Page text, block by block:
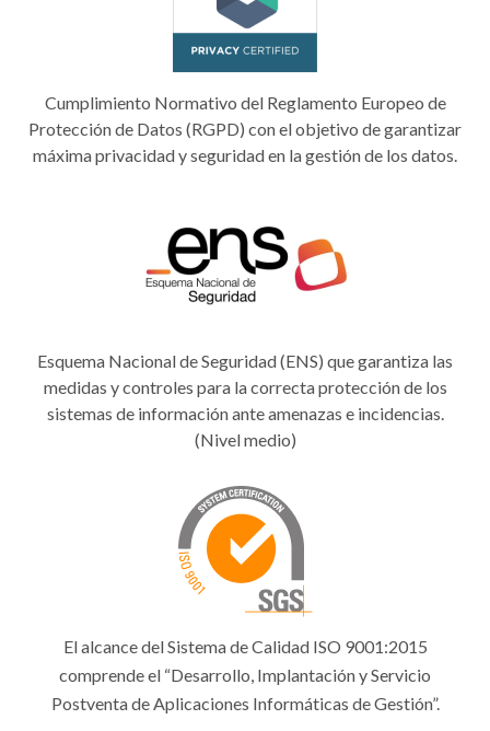
Cumplimiento Normativo del Reglamento Europeo de
Protección de Datos (RGPD) con el objetivo de garantizar
máxima privacidad y seguridad en la gestión de los datos.
Esquema Nacional de Seguridad (ENS) que garantiza las
medidas y controles para la correcta protección de los
sistemas de información ante amenazas e incidencias.
(Nivel medio)
El alcance del Sistema de Calidad ISO 9001:2015
comprende el “Desarrollo, Implantación y Servicio
Postventa de Aplicaciones Informáticas de Gestión”.